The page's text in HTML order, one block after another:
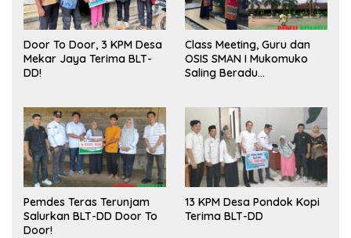
Door To Door, 3 KPM Desa
Mekar Jaya Terima BLT-
DD!
Class Meeting, Guru dan
OSIS SMAN I Mukomuko
Saling Beradu
Pemdes Teras Terunjam
Salurkan BLT-DD Door To
Door!
13 KPM Desa Pondok Kopi
Terima BLT-DD